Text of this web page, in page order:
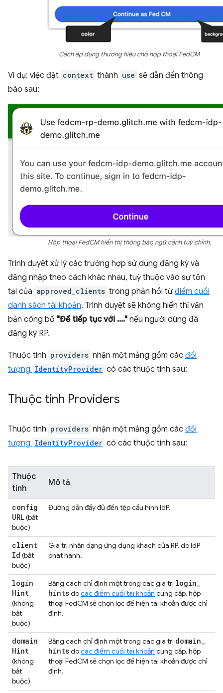
Cách áp dụng thương hiệu cho hộp thoại FedCM
Ví dụ: việc đặt context thành use sẽ dẫn đến thông
báo sau:
Hộp thoại FedCM hiển thị thông báo ngữ cảnh tuỳ chỉnh.
Trình duyệt xử lý các trường hợp sử dụng đăng ký và
đăng nhập theo cách khác nhau, tuỳ thuộc vào sự tồn
tại của approved_clients trong phản hồi từ điểm cuối
danh sách tài khoản. Trình duyệt sẽ không hiển thị văn
bản công bố "Để tiếp tục với ...." nếu người dùng đã
đăng ký RP.
Thuộc tính providers nhận một mảng gồm các đối
tượng IdentityProvider có các thuộc tính sau:
Thuộc tính Providers
Thuộc tính providers nhận một mảng gồm các đối
tượng IdentityProvider có các thuộc tính sau:
Thuộc
tính
Mô tả
config
URL(bắt
buộc)
Đường dẫn đầy đủ đến tệp cấu hình IdP.
client
Id (bắt
buộc)
Giá trị nhận dạng ứng dụng khách của RP, do IdP
phát hành.
login
Hint
(không
bắt
buộc)
Bằng cách chỉ định một trong các giá trị login
hintsdocác điểm cuối tài khoản cung cấp, hộp
thoại FedCM sẽ chọn lọc để hiện tài khoản được chỉ
định.
domain
Hint
(không
bắt
buộc)
Bằng cách chỉ định một trong các giá trị domain
hintsdocác điểm cuối tài khoản cung cấp, hộp
thoại FedCM sẽ chọn lọc để hiện tài khoản được chỉ
định.